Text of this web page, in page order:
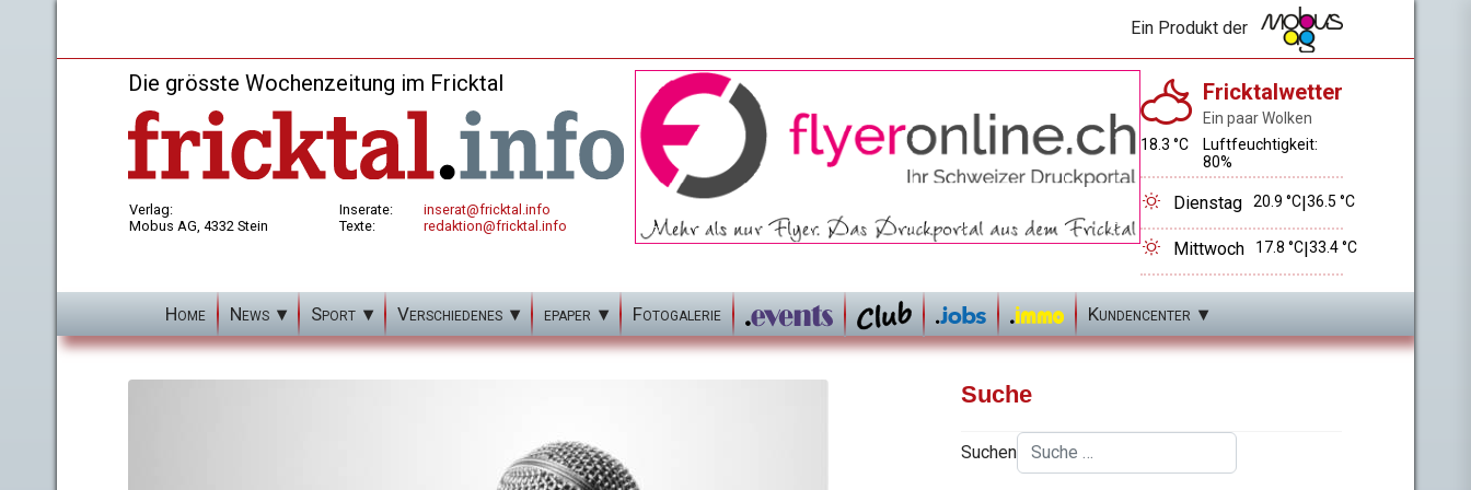
Ein Produkt der
Die grösste Wochenzeitung im Fricktal
Verlag:
Mobus AG, 4332 Stein
Inserate:
Texte:
inserat@fricktal.info
redaktion@fricktal.info
Fricktalwetter
Ein paar Wolken
18.3 °C
Luftfeuchtigkeit:
80%
Dienstag 20.9 °C|36.5 °C
Mittwoch 17.8 °C|33.4 °C
Home News Sport Verschiedenes epaper Fotogalerie Kundencenter
Suche
Suchen